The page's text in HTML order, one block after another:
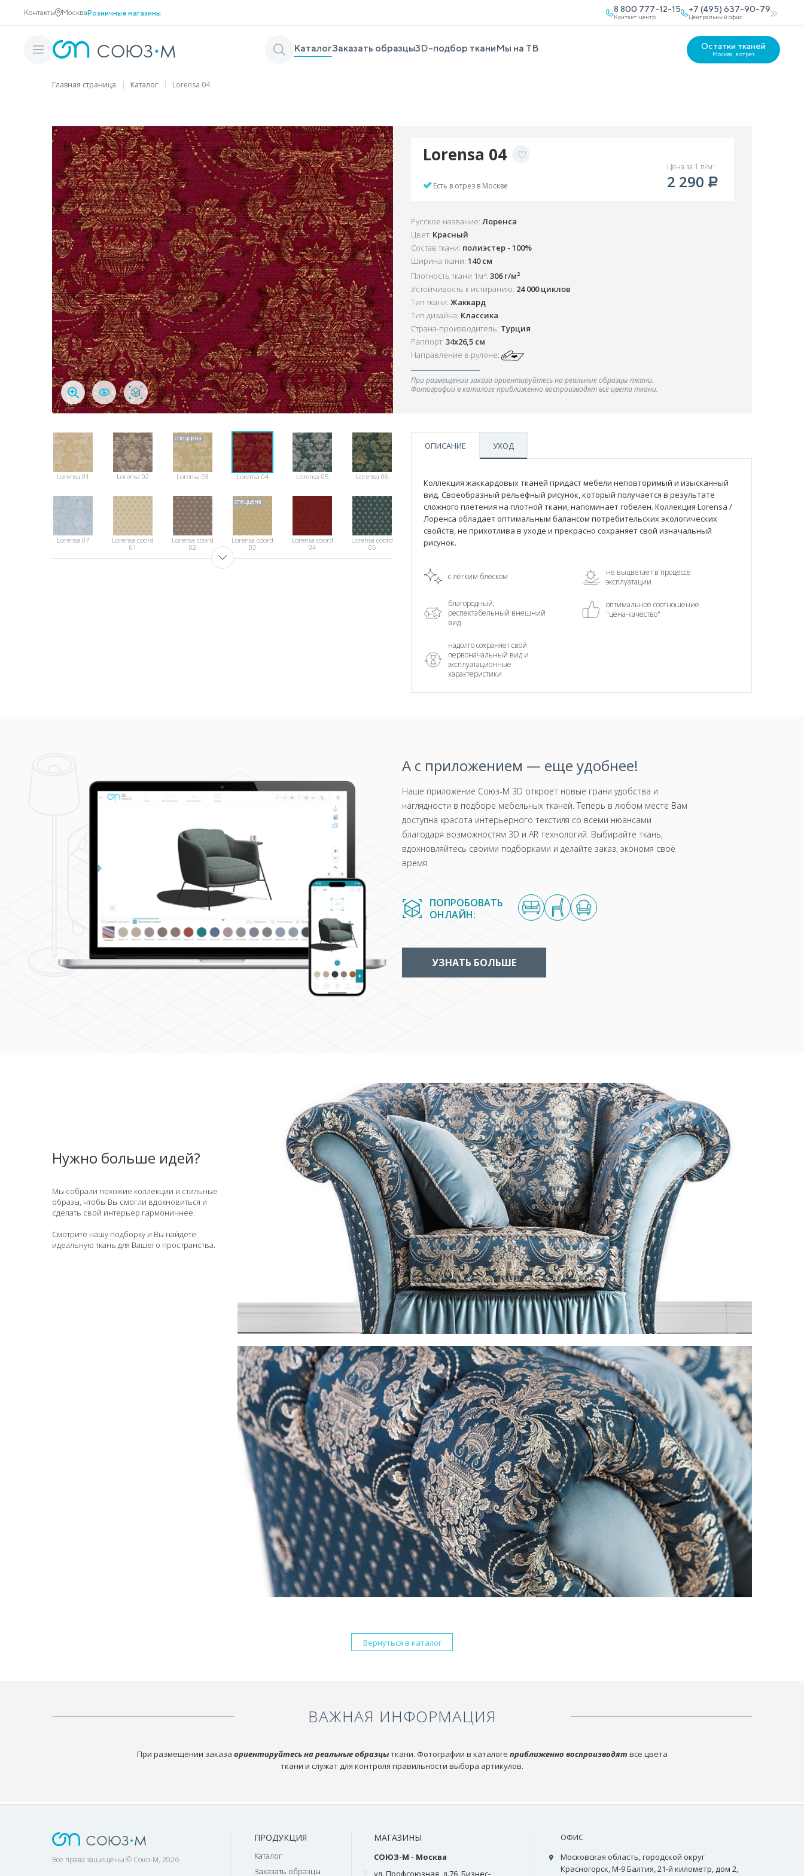
Контакты МоскваРозничные магазины 8 800 777-12-15
Контакт-центр
+7 (495) 637-90-79
Центральный офис
КаталогЗаказать образцы3D-подбор тканиМы на ТВ Остатки тканей
Москва, в отрез
Главная страница Каталог Lorensa 04
Lorensa 01 Lorensa 02
спеццена
Lorensa 03 Lorensa 04 Lorensa 05 Lorensa 06
Lorensa 07
Lorensa coord
01
Lorensa coord
02
спеццена
Lorensa coord
03
Lorensa coord
04
Lorensa coord
05
Lorensa 04
Есть в отрез в Москве
Цена за 1 п/м:
2 290
Русское название: Лоренса
Цвет: Красный
Состав ткани: полиэстер - 100%
Ширина ткани: 140 см
Плотность ткани 1м2: 306 г/м2
Устойчивость к истиранию: 24 000 циклов
Тип ткани: Жаккард
Тип дизайна: Классика
Страна-производитель: Турция
Раппорт: 34х26,5 см
Направление в рулоне:
При размещении заказа ориентируйтесь на реальные образцы ткани.
Фотографии в каталоге приближенно воспроизводят все цвета ткани.
ОПИСАНИЕ УХОД
Коллекция жаккардовых тканей придаст мебели неповторимый и изысканный
вид. Своеобразный рельефный рисунок, который получается в результате
сложного плетения на плотной ткани, напоминает гобелен. Коллекция Lorensa /
Лоренса обладает оптимальным балансом потребительских экологических
свойств, не прихотлива в уходе и прекрасно сохраняет свой изначальный
рисунок.
с лёгким блеском
благородный,
респектабельный внешний
вид
надолго сохраняет свой
первоначальный вид и
эксплуатационные
характеристики
не выцветает в процессе
эксплуатации
оптимальное соотношение
"цена-качество"
А с приложением — еще удобнее!
Наше приложение Союз-М 3D откроет новые грани удобства и
наглядности в подборе мебельных тканей. Теперь в любом месте Вам
доступна красота интерьерного текстиля со всеми нюансами
благодаря возможностям 3D и AR технологий. Выбирайте ткань,
вдохновляйтесь своими подборками и делайте заказ, экономя своё
время.
ПОПРОБОВАТЬ
ОНЛАЙН:
УЗНАТЬ БОЛЬШЕ
Нужно больше идей?
Мы собрали похожие коллекции и стильные
образы, чтобы Вы смогли вдохновиться и
сделать свой интерьер гармоничнее.
Смотрите нашу подборку и Вы найдёте
идеальную ткань для Вашего пространства.
Вернуться в каталог
ВАЖНАЯ ИНФОРМАЦИЯ
При размещении заказа ориентируйтесь на реальные образцыткани. Фотографии в каталоге приближенно воспроизводят все цвета
ткани и служат для контроля правильности выбора артикулов.
Все права защищены © Союз-М, 2026
ПРОДУКЦИЯ
Каталог
Заказать образцы
МАГАЗИНЫ
СОЮЗ-М - Москва
ул. Профсоюзная, д.76, Бизнес-
ОФИС
Московская область, городской округ
Красногорск, М-9 Балтия, 21-й километр, дом 2,